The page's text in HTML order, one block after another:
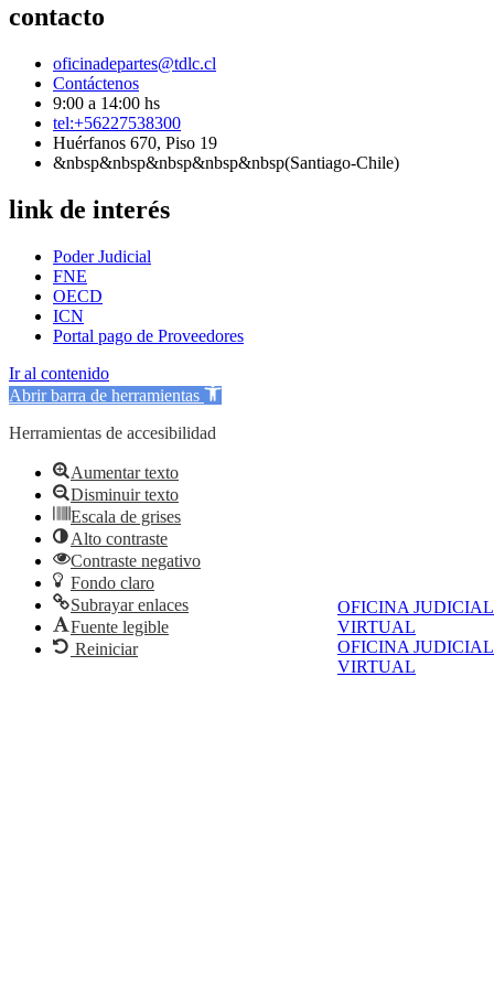
OFICINA JUDICIAL
VIRTUAL
OFICINA JUDICIAL
VIRTUAL
contacto
oficinadepartes@tdlc.cl
Contáctenos
9:00 a 14:00 hs
tel:+56227538300
Huérfanos 670, Piso 19
&nbsp&nbsp&nbsp&nbsp&nbsp(Santiago-Chile)
link de interés
Poder Judicial
FNE
OECD
ICN
Portal pago de Proveedores
Ir al contenido
Abrir barra de herramientas
Herramientas de accesibilidad
Aumentar texto
Disminuir texto
Escala de grises
Alto contraste
Contraste negativo
Fondo claro
Subrayar enlaces
Fuente legible
Reiniciar